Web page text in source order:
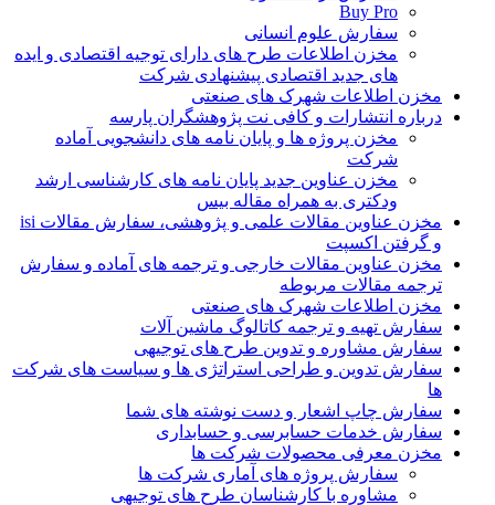
Buy Pro
سفارش علوم انسانی
مخزن اطلاعات طرح های دارای توجیه اقتصادی و ایده
های جدید اقتصادی پیشنهادی شرکت
مخزن اطلاعات شهرک های صنعتی
درباره انتشارات و کافی نت پژوهشگران پارسه
مخزن پروژه ها و پایان نامه های دانشجویی آماده
شرکت
مخزن عناوین جدید پایان نامه های کارشناسی ارشد
ودکتری به همراه مقاله بیس
مخزن عناوین مقالات علمی و پژوهشی، سفارش مقالات isi
و گرفتن اکسپت
مخزن عناوین مقالات خارجی و ترجمه های آماده و سفارش
ترجمه مقالات مربوطه
مخزن اطلاعات شهرک های صنعتی
سفارش تهیه و ترجمه کاتالوگ ماشین آلات
سفارش مشاوره و تدوین طرح های توجیهی
سفارش تدوین و طراحی استراتژی ها و سیاست های شرکت
ها
سفارش چاپ اشعار و دست نوشته های شما
سفارش خدمات حسابرسی و حسابداری
مخزن معرفی محصولات شرکت ها
سفارش پروژه های آماری شرکت ها
مشاوره با کارشناسان طرح های توجیهی